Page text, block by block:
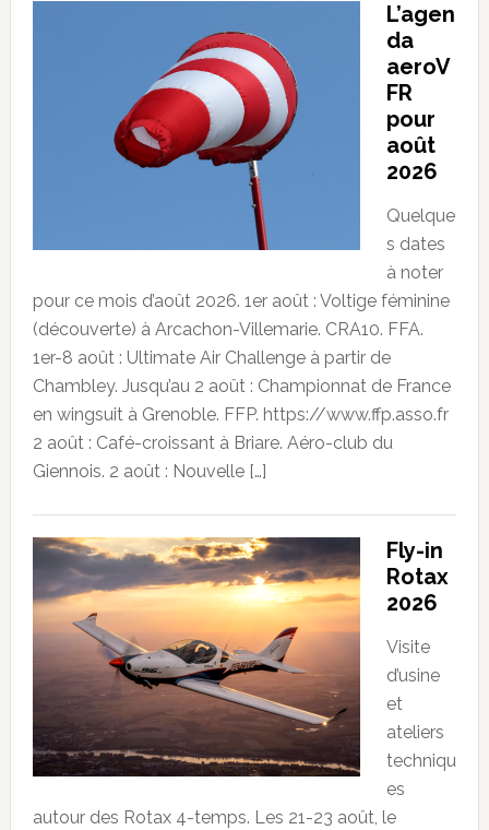
L’agen
da
aeroV
FR
pour
août
2026
Quelque
s dates
à noter
pour ce mois d’août 2026. 1er août : Voltige féminine
(découverte) à Arcachon-Villemarie. CRA10. FFA.
1er-8 août : Ultimate Air Challenge à partir de
Chambley. Jusqu’au 2 août : Championnat de France
en wingsuit à Grenoble. FFP. https://www.ffp.asso.fr
2 août : Café-croissant à Briare. Aéro-club du
Giennois. 2 août : Nouvelle […]
Fly-in
Rotax
2026
Visite
d’usine
et
ateliers
techniqu
es
autour des Rotax 4-temps. Les 21-23 août, le